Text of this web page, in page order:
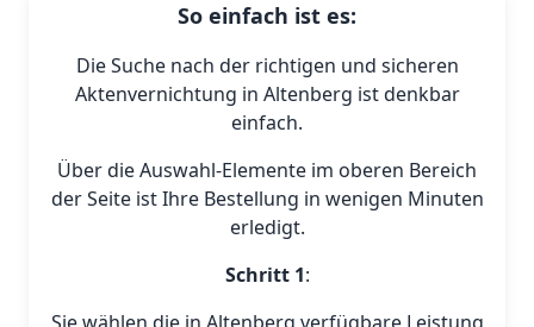
So einfach ist es:
Die Suche nach der richtigen und sicheren
Aktenvernichtung in Altenberg ist denkbar
einfach.
Über die Auswahl-Elemente im oberen Bereich
der Seite ist Ihre Bestellung in wenigen Minuten
erledigt.
Schritt 1: